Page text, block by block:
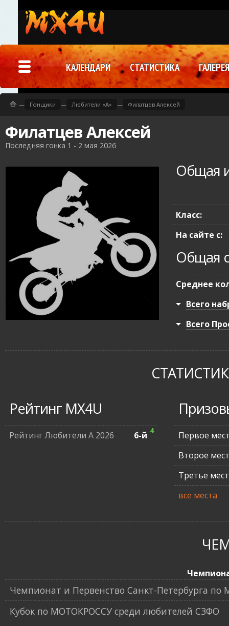
Филатцев Алексей
Последняя гонка 1 - 2 мая 2026
Общая
Класс:
На сайте с:
Общая
Среднее
Всего
Всего
Рейтинг MX4U
Рейтинг Любители А 2026 6-й 4
Первое
Второе
Третье
все места
Чемпионат и Первенство Санкт-Петербурга
Кубок по МОТОКРОССУ среди любителей СЗФО
— Гонщики — Любители «A» — Филатцев Алексей
КАЛЕНДАРИ СТАТИСТИКА ГАЛЕРЕЯ